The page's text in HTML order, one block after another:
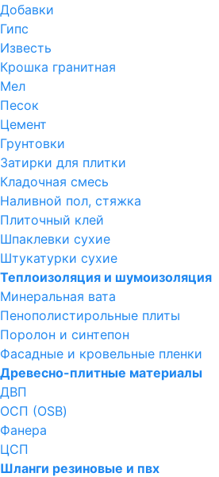
Добавки
Гипс
Известь
Крошка гранитная
Мел
Песок
Цемент
Грунтовки
Затирки для плитки
Кладочная смесь
Наливной пол, стяжка
Плиточный клей
Шпаклевки сухие
Штукатурки сухие
Теплоизоляция и шумоизоляция
Минеральная вата
Пенополистирольные плиты
Поролон и синтепон
Фасадные и кровельные пленки
Древесно-плитные материалы
ДВП
ОСП (OSB)
Фанера
ЦСП
Шланги резиновые и пвх